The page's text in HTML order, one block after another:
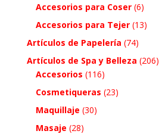
Accesorios para Coser (6)
Accesorios para Tejer (13)
Artículos de Papelería (74)
Artículos de Spa y Belleza (206)
Accesorios (116)
Cosmetiqueras (23)
Maquillaje (30)
Masaje (28)